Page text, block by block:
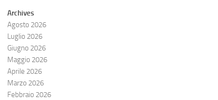
Archives
Agosto 2026
Luglio 2026
Giugno 2026
Maggio 2026
Aprile 2026
Marzo 2026
Febbraio 2026